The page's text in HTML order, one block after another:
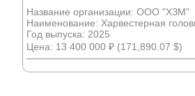
Название организации: ООО "ХЗМ"
Наименование: Харвестерная
Год выпуска: 2025
Цена: 13 400 000 ₽ (171,890.07 $)